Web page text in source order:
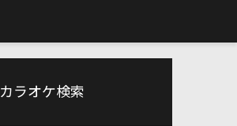
カラオケ検索